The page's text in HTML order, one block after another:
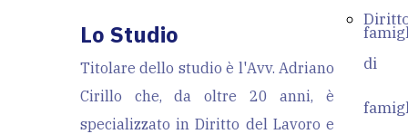
di
Lo Studio
Titolare dello studio è l'Avv. Adriano
Cirillo che, da oltre 20 anni, è
specializzato in Diritto del Lavoro e